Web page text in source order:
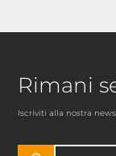
Rimani
Iscriviti alla nostra